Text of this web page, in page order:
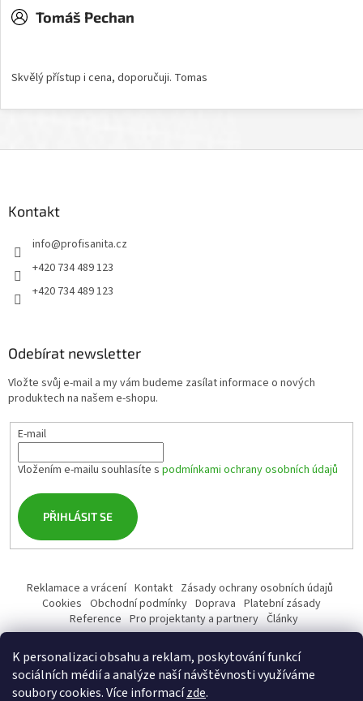
K personalizaci obsahu a reklam, poskytování funkcí
sociálních médií a analýze naší návštěvnosti využíváme
soubory cookies. Více informacízde.
Tomáš Pechan
Skvělý přístup i cena, doporučuji. Tomas
Kontakt
info@profisanita.cz
+420 734 489 123
+420 734 489 123
Odebírat newsletter
Vložte svůj e-mail a my vám budeme zasílat informace o nových
produktech na našem e-shopu.
E-mail
Vložením e-mailu souhlasíte s podmínkami ochrany osobních údajů
PŘIHLÁSIT SE
Reklamace a vrácení Kontakt Zásady ochrany osobních údajů
Cookies Obchodní podmínky Doprava Platební zásady
Reference Pro projektanty a partnery Články